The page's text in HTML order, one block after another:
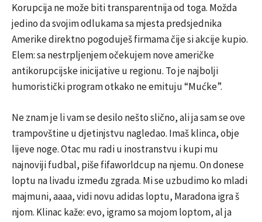
Korupcija ne može biti transparentnija od toga. Možda
jedino da svojim odlukama sa mjesta predsjednika
Amerike direktno pogoduješ firmama čije si akcije kupio.
Elem: sa nestrpljenjem očekujem nove američke
antikorupcijske inicijative u regionu. To je najbolji
humoristički program otkako ne emituju “Mućke”.
Ne znam je li vam se desilo nešto slično, ali ja sam se ove
trampovštine u djetinjstvu nagledao. Imaš klinca, obje
lijeve noge. Otac mu radi u inostranstvu i kupi mu
najnoviji fudbal, piše fifaworldcup na njemu. On donese
loptu na livadu između zgrada. Mi se uzbudimo ko mladi
majmuni, aaaa, vidi novu adidas loptu, Maradona igra š
njom. Klinac kaže: evo, igramo sa mojom loptom, al ja